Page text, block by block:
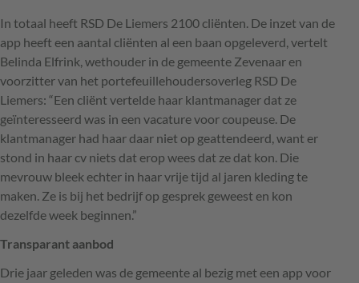
In totaal heeft RSD De Liemers 2100 cliënten. De inzet van de
app heeft een aantal cliënten al een baan opgeleverd, vertelt
Belinda Elfrink, wethouder in de gemeente Zevenaar en
voorzitter van het portefeuillehoudersoverleg RSD De
Liemers: “Een cliënt vertelde haar klantmanager dat ze
geïnteresseerd was in een vacature voor coupeuse. De
klantmanager had haar daar niet op geattendeerd, want er
stond in haar cv niets dat erop wees dat ze dat kon. Die
mevrouw bleek echter in haar vrije tijd al jaren kleding te
maken. Ze is bij het bedrijf op gesprek geweest en kon
dezelfde week beginnen.”
Transparant aanbod
Drie jaar geleden was de gemeente al bezig met een app voor